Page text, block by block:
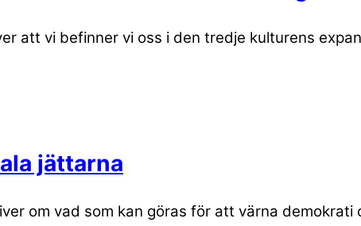
att vi befinner vi oss i den tredje kulturens
jättarna
om vad som kan göras för att värna demokrati